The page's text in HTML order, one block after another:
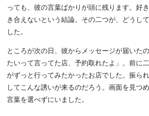
っても、彼の言葉ばかりが頭に残ります。好
き合えないという結論。その二つが、どうし
した。
ところが次の日、彼からメッセージが届いた
たいって言ってた店、予約取れたよ」。前に
がずっと行ってみたかったお店でした。振ら
してこんな誘いが来るのだろう。画面を見つ
言葉を選べずにいました。